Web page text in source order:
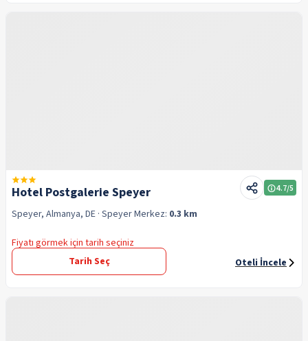
Hotel Postgalerie Speyer 4.7/5
Speyer, Almanya, DE · SpeyerMerkez: 0.3 km
Fiyatı görmek için tarih seçiniz
Tarih Seç
Oteli İncele